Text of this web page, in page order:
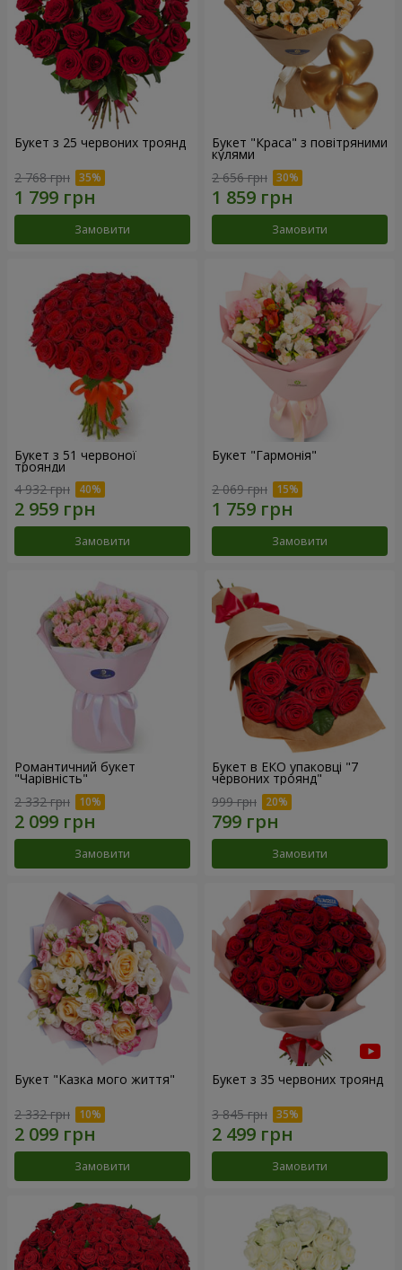
Букет з 25 червоних троянд
2 768 грн
Замовити
Букет "Краса" з повітряними
кулями
2 656 грн
Замовити
Букет з 51 червоної
троянди
4 932 грн
Замовити
Букет "Гармонія"
2 069 грн
Замовити
Романтичний букет
"Чарівність"
2 332 грн
Замовити
Букет в ЕКО упаковці "7
червоних троянд"
999 грн
Замовити
Букет "Казка мого життя"
2 332 грн
Замовити
Букет з 35 червоних троянд
3 845 грн
Замовити